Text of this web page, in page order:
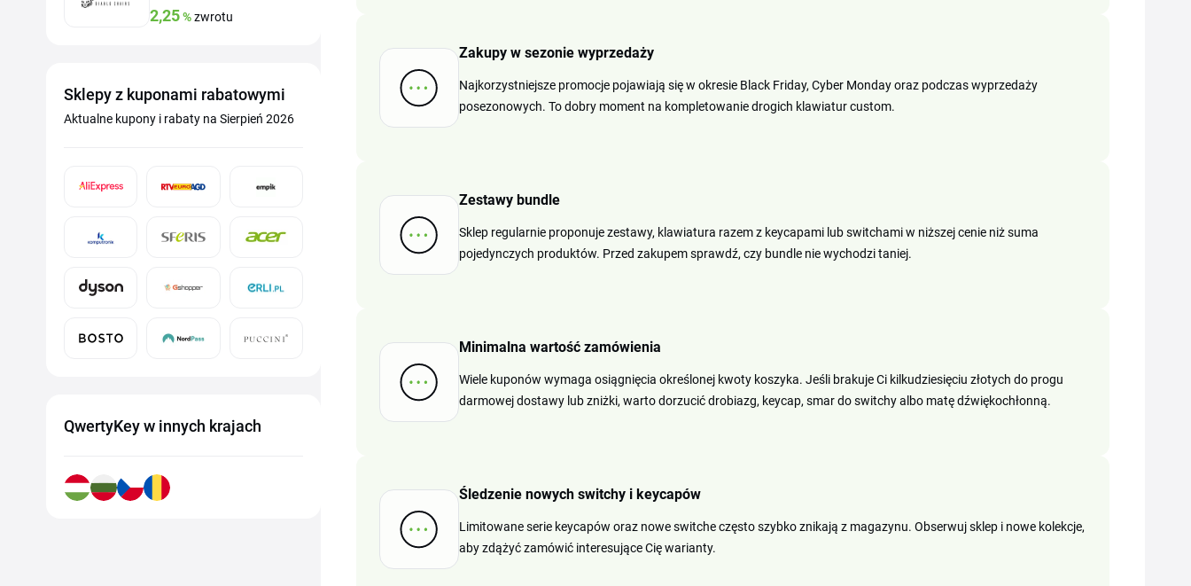
2,25%zwrotu
Sklepy z kuponami rabatowymi
Aktualne kupony i rabaty na Sierpień 2026
QwertyKey w innych krajach
Zakupy w sezonie wyprzedaży
Najkorzystniejsze promocje pojawiają się w okresie Black Friday, Cyber Monday oraz podczas wyprzedaży
posezonowych. To dobry moment na kompletowanie drogich klawiatur custom.
Zestawy bundle
Sklep regularnie proponuje zestawy, klawiatura razem z keycapami lub switchami w niższej cenie niż suma
pojedynczych produktów. Przed zakupem sprawdź, czy bundle nie wychodzi taniej.
Minimalna wartość zamówienia
Wiele kuponów wymaga osiągnięcia określonej kwoty koszyka. Jeśli brakuje Ci kilkudziesięciu złotych do progu
darmowej dostawy lub zniżki, warto dorzucić drobiazg, keycap, smar do switchy albo matę dźwiękochłonną.
Śledzenie nowych switchy i keycapów
Limitowane serie keycapów oraz nowe switche często szybko znikają z magazynu. Obserwuj sklep i nowe kolekcje,
aby zdążyć zamówić interesujące Cię warianty.